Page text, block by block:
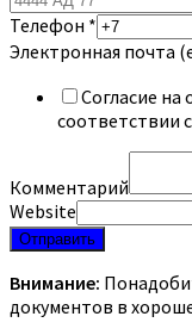
Телефон *
Электронная почта
Согласие на
соответствии с
Комментарий
Website
Отправить
Внимание:
документов в